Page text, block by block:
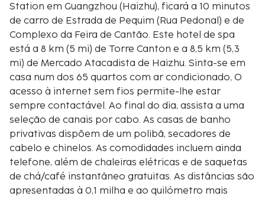
Station em Guangzhou (Haizhu), ficará a 10 minutos
de carro de Estrada de Pequim (Rua Pedonal) e de
Complexo da Feira de Cantão. Este hotel de spa
está a 8 km (5 mi) de Torre Canton e a 8,5 km (5,3
mi) de Mercado Atacadista de Haizhu. Sinta-se em
casa num dos 65 quartos com ar condicionado, O
acesso à internet sem fios permite-lhe estar
sempre contactável. Ao final do dia, assista a uma
seleção de canais por cabo. As casas de banho
privativas dispõem de um polibã, secadores de
cabelo e chinelos. As comodidades incluem ainda
telefone, além de chaleiras elétricas e de saquetas
de chá/café instantâneo gratuitas. As distâncias são
apresentadas à 0,1 milha e ao quilómetro mais